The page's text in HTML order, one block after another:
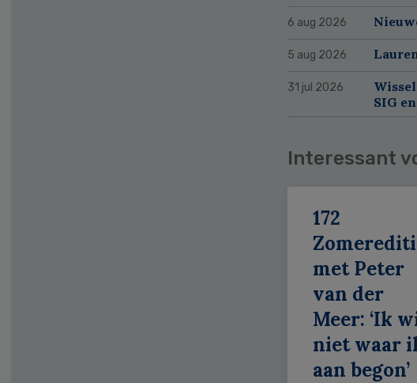
6 aug 2026
5 aug 2026
31 jul 2026
SIG
Interessant
172
met Peter
van der
Meer: ‘Ik
niet waar
aan begon’